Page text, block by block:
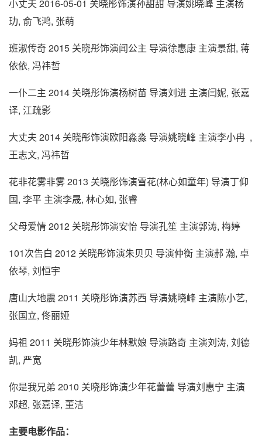
小丈夫 2016-05-01 关晓彤饰演孙甜甜 导演姚晓峰 主演杨
玏, 俞飞鸿, 张萌
班淑传奇 2015 关晓彤饰演闻公主 导演徐惠康 主演景甜, 蒋
依依, 冯祎哲
一仆二主 2014 关晓彤饰演杨树苗 导演刘进 主演闫妮, 张嘉
译, 江疏影
大丈夫 2014 关晓彤饰演欧阳淼淼 导演姚晓峰 主演李小冉 ,
王志文, 冯祎哲
花非花雾非雾 2013 关晓彤饰演雪花(林心如童年) 导演丁仰
国, 李平 主演李晟, 林心如, 张睿
父母爱情 2012 关晓彤饰演安怡 导演孔笙 主演郭涛, 梅婷
101次告白 2012 关晓彤饰演朱贝贝 导演仲衡 主演郝 瀚, 卓
依琴, 刘恒宇
唐山大地震 2011 关晓彤饰演苏西 导演姚晓峰 主演陈小艺,
张国立, 佟丽娅
妈祖 2011 关晓彤饰演少年林默娘 导演路奇 主演刘涛, 刘德
凯, 严宽
你是我兄弟 2010 关晓彤饰演少年花蕾蕾 导演刘惠宁 主演
邓超, 张嘉译, 董洁
主要电影作品：